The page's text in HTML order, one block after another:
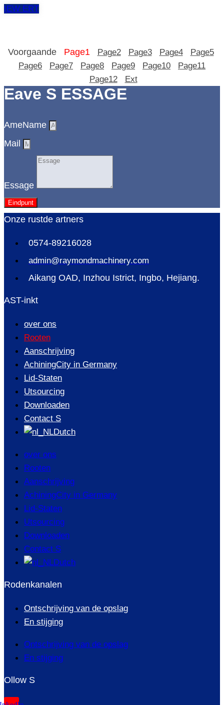
IEW ERT
Voorgaande Page1 Page2 Page3 Page4 Page5
Page6 Page7 Page8 Page9 Page10 Page11
Page12 Ext
Eave S ESSAGE
AmeName
Mail
Essage
Eindpunt
Onze rustde artners
0574-89216028
admin@raymondmachinery.com
Aikang OAD, Inzhou Istrict, Ingbo, Hejiang.
AST-inkt
over ons
Rooten
Aanschrijving
AchiningCity in Germany
Lid-Staten
Utsourcing
Downloaden
Contact S
Dutch
over ons
Rooten
Aanschrijving
AchiningCity in Germany
Lid-Staten
Utsourcing
Downloaden
Contact S
Dutch
Rodenkanalen
Ontschrijving van de opslag
En stijging
Ontschrijving van de opslag
En stijging
Ollow S